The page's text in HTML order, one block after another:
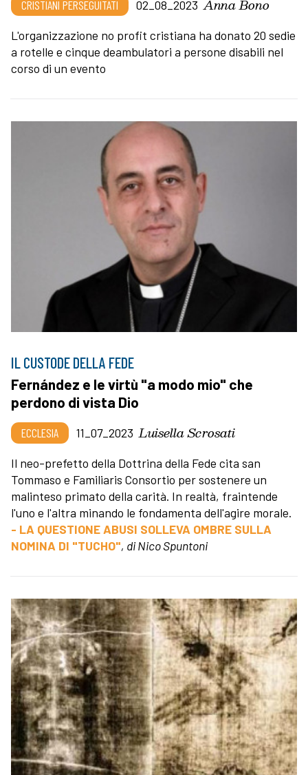
CRISTIANI PERSEGUITATI 02_08_2023 Anna Bono
L'organizzazione no profit cristiana ha donato 20 sedie
a rotelle e cinque deambulatori a persone disabili nel
corso di un evento
IL CUSTODE DELLA FEDE
Fernández e le virtù "a modo mio" che
perdono di vista Dio
ECCLESIA 11_07_2023 Luisella Scrosati
Il neo-prefetto della Dottrina della Fede cita san
Tommaso e Familiaris Consortio per sostenere un
malinteso primato della carità. In realtà, fraintende
l'uno e l'altra minando le fondamenta dell'agire morale.
- LA QUESTIONE ABUSI SOLLEVA OMBRE SULLA
NOMINA DI "TUCHO", di Nico Spuntoni